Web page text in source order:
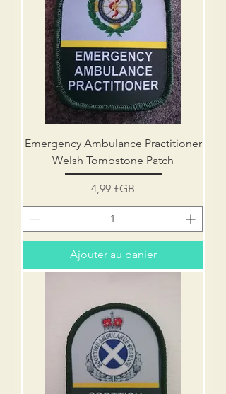
Emergency Ambulance Practitioner
Welsh Tombstone Patch
Prix
4,99 £GB
Ajouter au panier